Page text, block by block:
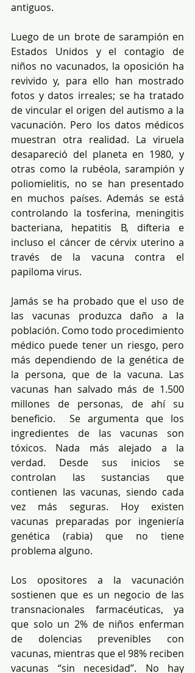
antiguos.
Luego de un brote de sarampión en
Estados Unidos y el contagio de
niños no vacunados, la oposición ha
revivido y, para ello han mostrado
fotos y datos irreales; se ha tratado
de vincular el origen del autismo a la
vacunación. Pero los datos médicos
muestran otra realidad. La viruela
desapareció del planeta en 1980, y
otras como la rubéola, sarampión y
poliomielitis, no se han presentado
en muchos países. Además se está
controlando la tosferina, meningitis
bacteriana, hepatitis B, difteria e
incluso el cáncer de cérvix uterino a
través de la vacuna contra el
papiloma virus.
Jamás se ha probado que el uso de
las vacunas produzca daño a la
población. Como todo procedimiento
médico puede tener un riesgo, pero
más dependiendo de la genética de
la persona, que de la vacuna. Las
vacunas han salvado más de 1.500
millones de personas, de ahí su
beneficio.  Se argumenta que los
ingredientes de las vacunas son
tóxicos. Nada más alejado a la
verdad. Desde sus inicios se
controlan las sustancias que
contienen las vacunas, siendo cada
vez más seguras. Hoy existen
vacunas preparadas por ingeniería
genética (rabia) que no tiene
problema alguno.
Los opositores a la vacunación
sostienen que es un negocio de las
transnacionales farmacéuticas, ya
que solo un 2% de niños enferman
de dolencias prevenibles con
vacunas, mientras que el 98% reciben
vacunas “sin necesidad”. No hay